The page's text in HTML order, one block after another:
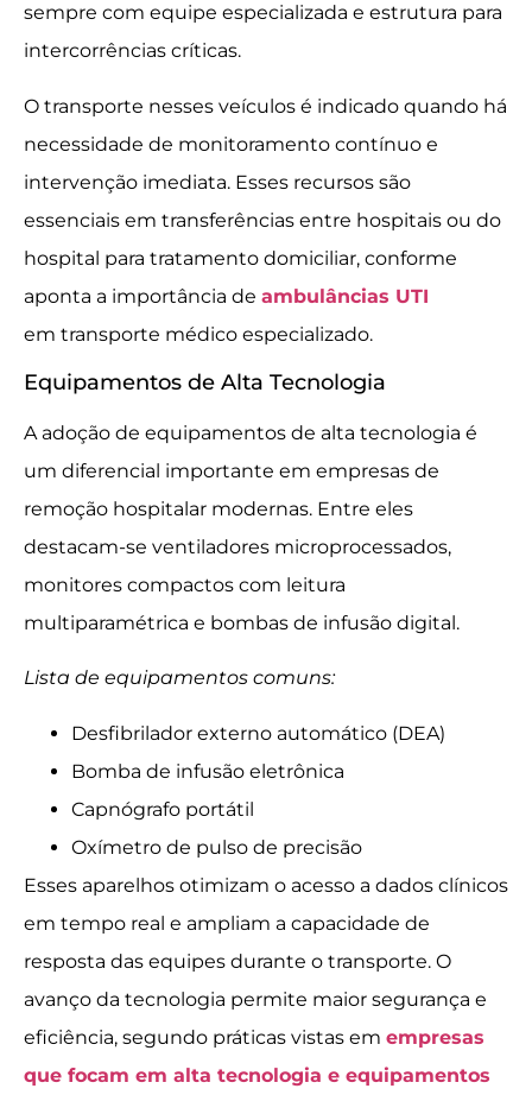
sempre com equipe especializada e estrutura para
intercorrências críticas.
O transporte nesses veículos é indicado quando há
necessidade de monitoramento contínuo e
intervenção imediata. Esses recursos são
essenciais em transferências entre hospitais ou do
hospital para tratamento domiciliar, conforme
aponta a importância de ambulâncias UTI
em transporte médico especializado.
Equipamentos de Alta Tecnologia
A adoção de equipamentos de alta tecnologia é
um diferencial importante em empresas de
remoção hospitalar modernas. Entre eles
destacam-se ventiladores microprocessados,
monitores compactos com leitura
multiparamétrica e bombas de infusão digital.
Lista de equipamentos comuns:
Desfibrilador externo automático (DEA)
Bomba de infusão eletrônica
Capnógrafo portátil
Oxímetro de pulso de precisão
Esses aparelhos otimizam o acesso a dados clínicos
em tempo real e ampliam a capacidade de
resposta das equipes durante o transporte. O
avanço da tecnologia permite maior segurança e
eficiência, segundo práticas vistas em empresas
que focam em alta tecnologia e equipamentos